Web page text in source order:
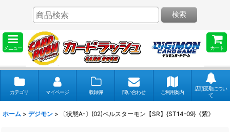
メニュー カート
検索
カテゴリ マイページ 収録弾 問い合わせ ご利用案内
店頭受取につい
て
ホーム > デジモン > 〔状態A-〕(02)ベルスターモン【SR】{ST14-09}《紫》